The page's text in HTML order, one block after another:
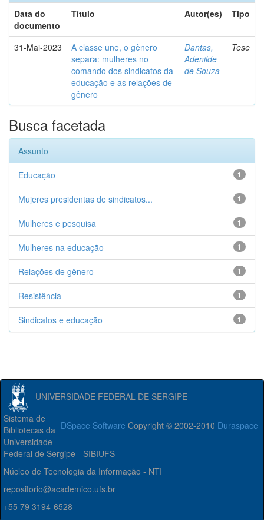
Data do
documento
Título Autor(es) Tipo
31-Mai-2023
A classe une, o gênero
separa: mulheres no
comando dos sindicatos da
educação e as relações de
gênero
Dantas,
Adenilde
de Souza
Tese
Busca facetada
Assunto
1
Educação
1
Mujeres presidentas de sindicatos...
1
Mulheres e pesquisa
1
Mulheres na educação
1
Relações de gênero
1
Resistência
1
Sindicatos e educação
UNIVERSIDADE FEDERAL DE SERGIPE
DSpace Software Copyright © 2002-2010 Duraspace
Sistema de
Bibliotecas da
Universidade
Federal de Sergipe - SIBIUFS
Núcleo de Tecnologia da Informação - NTI
repositorio@academico.ufs.br
+55 79 3194-6528